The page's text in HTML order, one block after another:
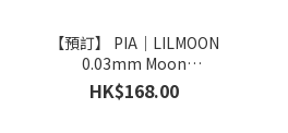
【預訂】 PIA｜LILMOON
0.03mm Moon
Champagne(日拋)
HK$168.00